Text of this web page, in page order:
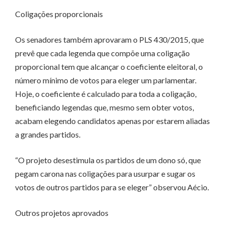
Coligações proporcionais
Os senadores também aprovaram o PLS 430/2015, que
prevê que cada legenda que compõe uma coligação
proporcional tem que alcançar o coeficiente eleitoral, o
número mínimo de votos para eleger um parlamentar.
Hoje, o coeficiente é calculado para toda a coligação,
beneficiando legendas que, mesmo sem obter votos,
acabam elegendo candidatos apenas por estarem aliadas
a grandes partidos.
“O projeto desestimula os partidos de um dono só, que
pegam carona nas coligações para usurpar e sugar os
votos de outros partidos para se eleger” observou Aécio.
Outros projetos aprovados